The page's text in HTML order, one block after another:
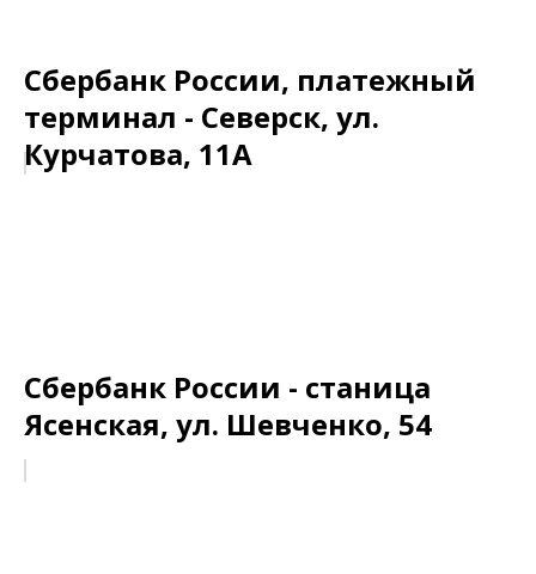
Сбербанк России, платежный
терминал - Северск, ул.
Курчатова, 11А
Сбербанк России - станица
Ясенская, ул. Шевченко, 54